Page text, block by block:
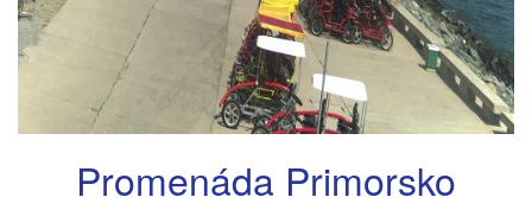
Promenáda Primorsko